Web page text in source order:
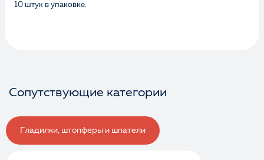
10 штук в упаковке.
Сопутствующие категории
Гладилки, штопферы и шпатели